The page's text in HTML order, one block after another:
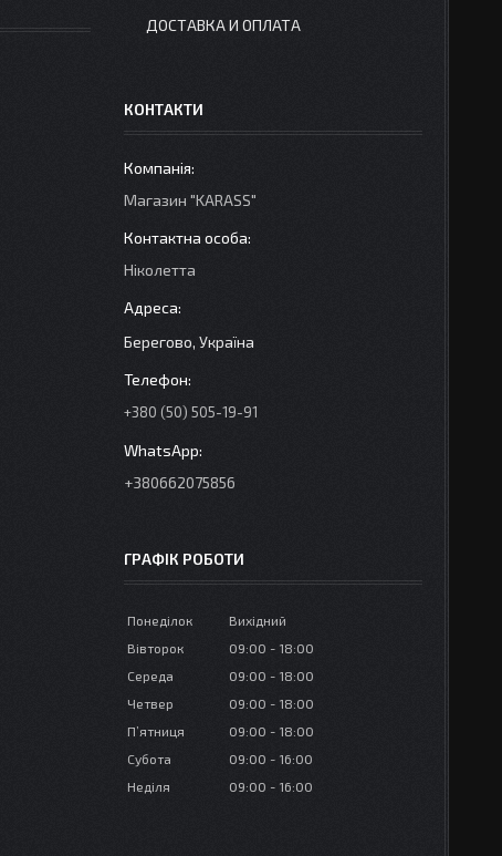
ДОСТАВКА И ОПЛАТА
КОНТАКТИ
Магазин "KARASS"
Ніколетта
Берегово, Україна
+380 (50) 505-19-91
+380662075856
ГРАФІК РОБОТИ
Понеділок
Вихідний
Вівторок
09:00
18:00
Середа
09:00
18:00
Четвер
09:00
18:00
Пʼятниця
09:00
18:00
Субота
09:00
16:00
Неділя
09:00 16:00